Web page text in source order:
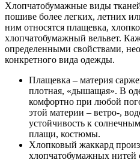
Хлопчатобумажные виды
пошиве более легких, летних
ним относятся плащевка,
хлопчатобумажный вельвет.
определенными свойствами,
конкретного вида одежды.
Плащевка – материя
плотная, «дышащая». В
комфортно при любой
этой материи – ветро-,
устойчивость к
плащи, костюмы.
Хлопковый жаккард
хлопчатобумажных нитей